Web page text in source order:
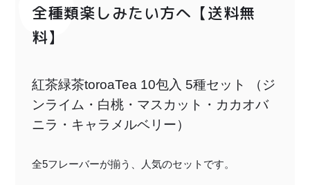
全種類楽しみたい方へ【送料無
料】
紅茶緑茶toroaTea 10包入 5種セット （ジ
ンライム・白桃・マスカット・カカオバ
ニラ・キャラメルベリー）
全5フレーバーが揃う、人気のセットです。